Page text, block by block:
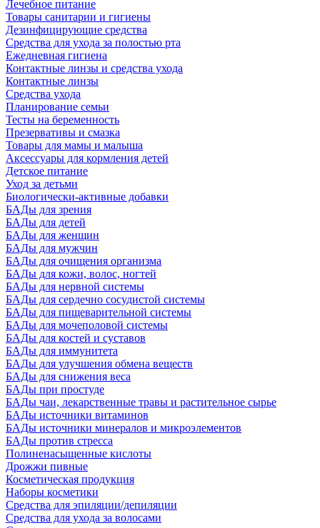
Лечебное питание
Товары санитарии и гигиены
Дезинфицирующие средства
Средства для ухода за полостью рта
Ежедневная гигиена
Контактные линзы и средства ухода
Контактные линзы
Средства ухода
Планирование семьи
Тесты на беременность
Презервативы и смазка
Товары для мамы и малыша
Аксессуары для кормления детей
Детское питание
Уход за детьми
Биологически-активные добавки
БАДы для зрения
БАДы для детей
БАДы для женщин
БАДы для мужчин
БАДы для очищения организма
БАДы для кожи, волос, ногтей
БАДы для нервной системы
БАДы для сердечно сосудистой системы
БАДы для пищеварительной системы
БАДы для мочеполовой системы
БАДы для костей и суставов
БАДы для иммунитета
БАДы для улучшения обмена веществ
БАДы для снижения веса
БАДы при простуде
БАДы чаи, лекарственные травы и растительное сырье
БАДы источники витаминов
БАДы источники минералов и микроэлементов
БАДы против стресса
Полиненасыщенные кислоты
Дрожжи пивные
Косметическая продукция
Наборы косметики
Средства для эпиляции/депиляции
Средства для ухода за волосами